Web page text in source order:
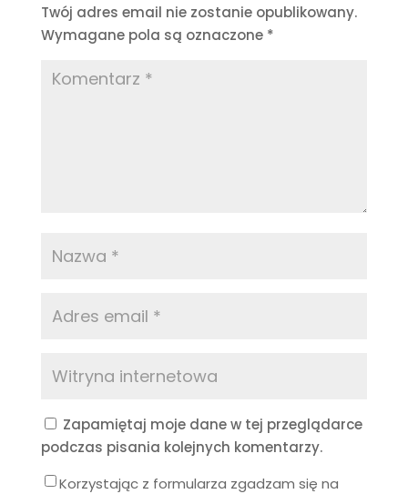
Twój adres email nie zostanie opublikowany.
Wymagane pola są oznaczone *
Zapamiętaj moje dane w tej przeglądarce
podczas pisania kolejnych komentarzy.
Korzystając z formularza zgadzam się na